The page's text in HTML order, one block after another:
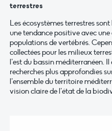
terrestres
Les écosystèmes terrestres
une tendance positive avec
populations de vertébrés.
collectées pour les milieux
l’est du bassin méditerranéen.
recherches plus approfondies
l’ensemble du territoire
vision claire de l’état de la